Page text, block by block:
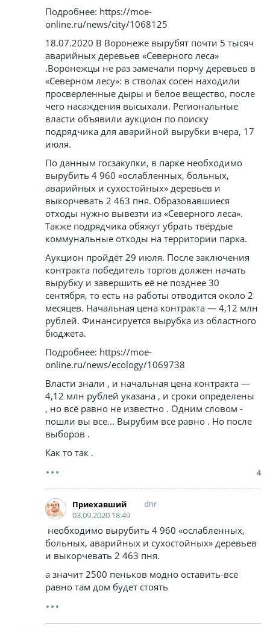
Подробнее: https://moe-
online.ru/news/city/1068125
18.07.2020 В Воронеже вырубят почти 5 тысяч
аварийных деревьев «Северного леса»
.Воронежцы не раз замечали порчу деревьев в
«Северном лесу»: в стволах сосен находили
просверленные дыры и белое вещество, после
чего насаждения высыхали. Региональные
власти объявили аукцион по поиску
подрядчика для аварийной вырубки вчера, 17
июля.
По данным госзакупки, в парке необходимо
вырубить 4 960 «ослабленных, больных,
аварийных и сухостойных» деревьев и
выкорчевать 2 463 пня. Образовавшиеся
отходы нужно вывезти из «Северного леса».
Также подрядчика обяжут убрать твёрдые
коммунальные отходы на территории парка.
Аукцион пройдёт 29 июля. После заключения
контракта победитель торгов должен начать
вырубку и завершить её не позднее 30
сентября, то есть на работы отводится около 2
месяцев. Начальная цена контракта — 4,12 млн
рублей. Финансируется вырубка из областного
бюджета.
Подробнее: https://moe-
online.ru/news/ecology/1069738
Власти знали , и начальная цена контракта —
4,12 млн рублей указана , и сроки определены
, но всё равно не известно . Одним словом -
пошли вы все... Вырубим все равно . Но после
выборов .
Как то так .
4
Приехавший
dnr
03.09.2020 18:49
необходимо вырубить 4 960 «ослабленных,
больных, аварийных и сухостойных» деревьев
и выкорчевать 2 463 пня.
а значит 2500 пеньков модно оставить-всё
равно там дом будет стоять